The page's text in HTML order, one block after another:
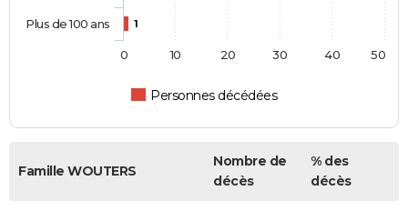
1
Personnes décédées
Plus de 100 ans
0 10 20 30 40 50
Famille WOUTERS
Nombre de
décès
% des
décès